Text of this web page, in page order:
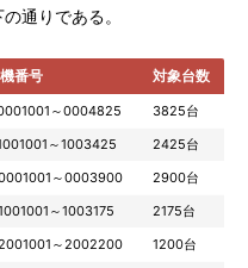
通りである。
番号 対象台数
～0004825
3825台
～1003425
2425台
～0003900
2900台
～1003175
2175台
～2002200
1200台